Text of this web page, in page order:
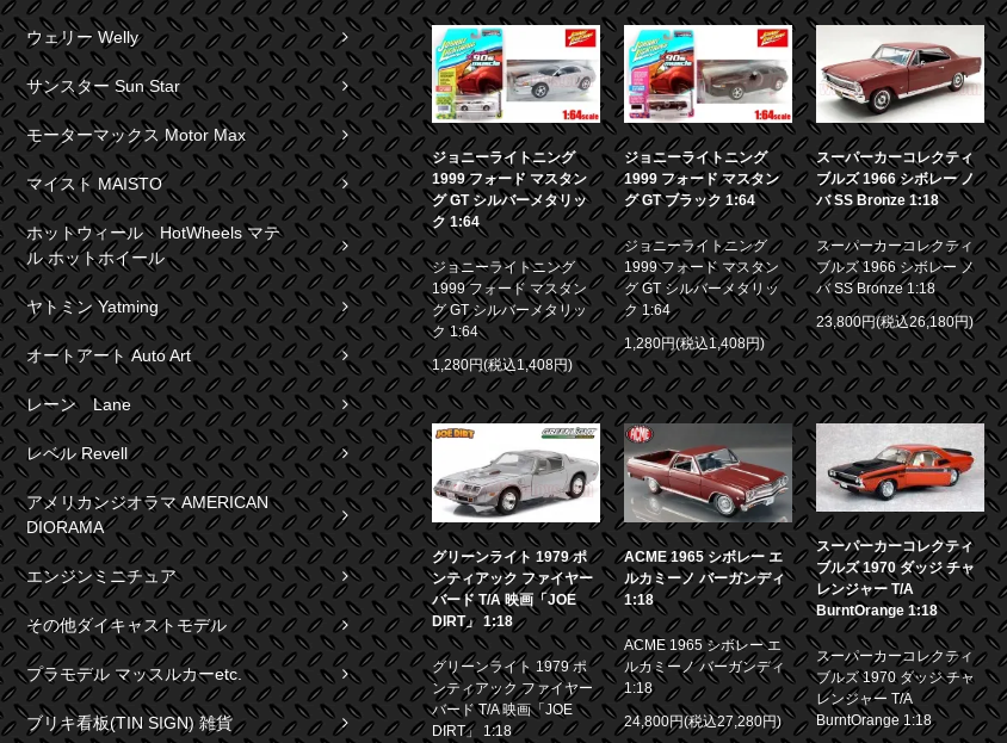
ウェリー Welly
サンスター Sun Star
モーターマックス Motor Max
マイスト MAISTO
ホットウィール HotWheels マテ
ル ホットホイール
ヤトミン Yatming
オートアート Auto Art
レーン Lane
レベル Revell
アメリカンジオラマ AMERICAN
DIORAMA
エンジンミニチュア
その他ダイキャストモデル
プラモデル マッスルカーetc.
ブリキ看板(TIN SIGN) 雑貨
ジョニーライトニング
1999 フォード マスタン
グ GT シルバーメタリッ
ク 1:64
ジョニーライトニング
1999 フォード マスタン
グ GT シルバーメタリッ
ク 1:64
1,280円(税込1,408円)
ジョニーライトニング
1999 フォード マスタン
グ GT ブラック 1:64
ジョニーライトニング
1999 フォード マスタン
グ GT シルバーメタリッ
ク 1:64
1,280円(税込1,408円)
スーパーカーコレクティ
ブルズ 1966 シボレー ノ
バ SS Bronze 1:18
スーパーカーコレクティ
ブルズ 1966 シボレー ノ
バ SS Bronze 1:18
23,800円(税込26,180円)
グリーンライト 1979 ポ
ンティアック ファイヤー
バード T/A 映画「JOE
DIRT」 1:18
グリーンライト 1979 ポ
ンティアック ファイヤー
バード T/A 映画「JOE
DIRT」 1:18
ACME 1965 シボレー エ
ルカミーノ バーガンディ
1:18
ACME 1965 シボレー エ
ルカミーノ バーガンディ
1:18
24,800円(税込27,280円)
スーパーカーコレクティ
ブルズ 1970 ダッジ チャ
レンジャー T/A
BurntOrange 1:18
スーパーカーコレクティ
ブルズ 1970 ダッジ チャ
レンジャー T/A
BurntOrange 1:18